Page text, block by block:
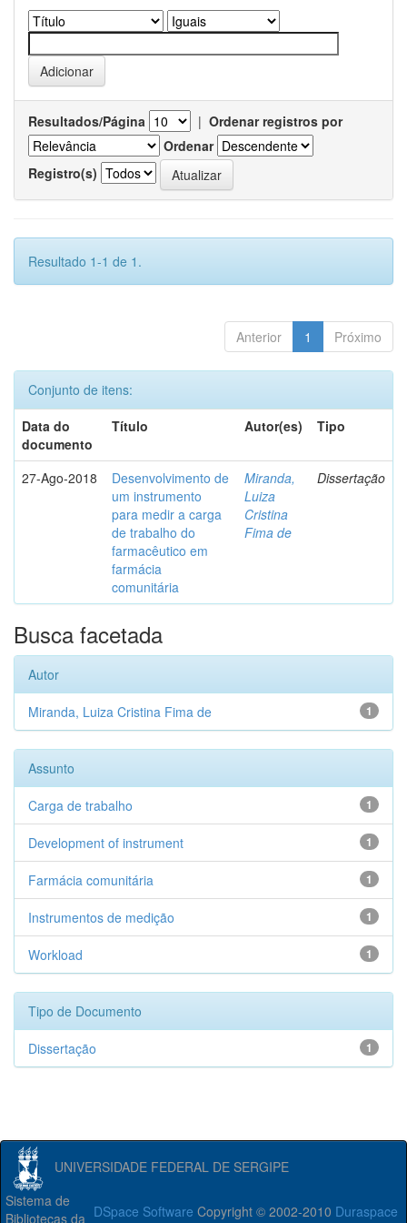
Resultados/Página | Ordenar registros por
Ordenar
Registro(s)
Resultado 1-1 de 1.
Anterior 1 Próximo
Conjunto de itens:
Data do
documento
Título Autor(es) Tipo
27-Ago-2018
Desenvolvimento de
um instrumento
para medir a carga
de trabalho do
farmacêutico em
farmácia
comunitária
Miranda,
Luiza
Cristina
Fima de
Dissertação
Busca facetada
Autor
1
Miranda, Luiza Cristina Fima de
Assunto
1
Carga de trabalho
1
Development of instrument
1
Farmácia comunitária
1
Instrumentos de medição
1
Workload
Tipo de Documento
1
Dissertação
UNIVERSIDADE FEDERAL DE SERGIPE
DSpace Software Copyright © 2002-2010 Duraspace
Sistema de
Bibliotecas da